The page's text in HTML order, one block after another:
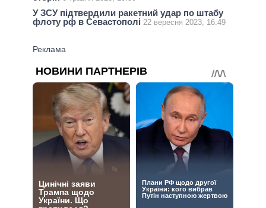
У ЗСУ підтвердили ракетний удар по штабу
флоту рф в Севастополі 22 вересня 2023, 16:49